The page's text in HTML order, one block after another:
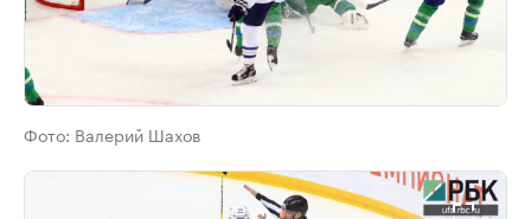
Фото: Валерий Шахов